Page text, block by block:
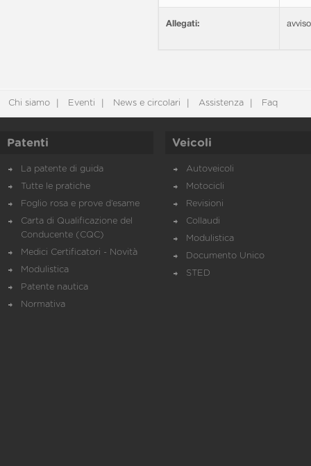
Allegati:
Chi siamo Eventi News e circolari Assistenza Faq
Patenti
La patente di guida
Tutte le pratiche
Foglio rosa e prove d’esame
Carta di Qualificazione del
Conducente (CQC)
Medici Certificatori - Novità
Modulistica
Patente nautica
Normativa
Veicoli
Autoveicoli
Motocicli
Revisioni
Collaudi
Modulistica
Documento Unico
STED